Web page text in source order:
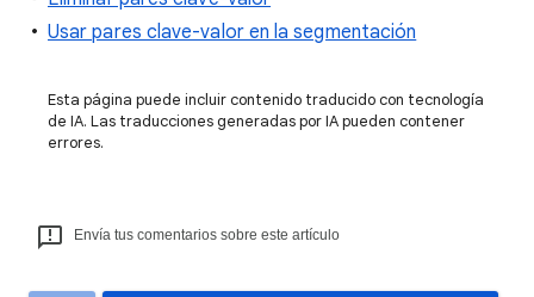
Usar pares clave-valor en la segmentación
Esta página puede incluir contenido traducido con tecnología
de IA. Las traducciones generadas por IA pueden contener
errores.
Envía tus comentarios sobre este artículo